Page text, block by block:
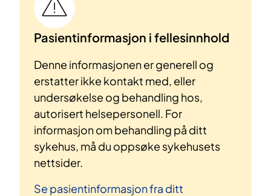
Pasientinformasjon i fellesinnhold
Denne informasjonen er generell og
erstatter ikke kontakt med, eller
undersøkelse og behandling hos,
autorisert helsepersonell. For
informasjon om behandling på ditt
sykehus, må du oppsøke sykehusets
nettsider.
Se pasientinformasjon fra ditt